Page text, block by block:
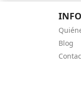
Blog